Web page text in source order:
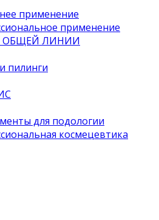
применение
применение
ОБЩЕЙ ЛИНИИ
пилинги
для подологии
космецевтика